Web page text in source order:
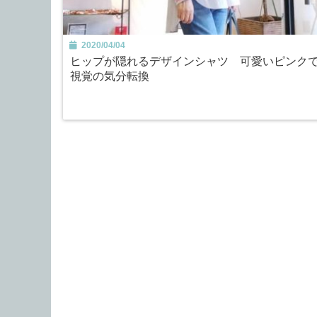
2020/04/04
ヒップが隠れるデザインシャツ 可愛いピンク
視覚の気分転換